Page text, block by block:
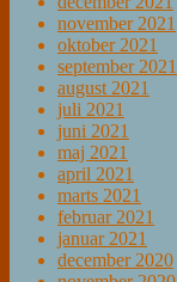
november 2021
oktober 2021
september 2021
august 2021
juli 2021
juni 2021
maj 2021
april 2021
marts 2021
februar 2021
januar 2021
december 2020